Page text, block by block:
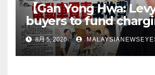
【Gan Yong Hwa:
buyers to fund
stations puts the cart
the
first remove
8月 5, 2026